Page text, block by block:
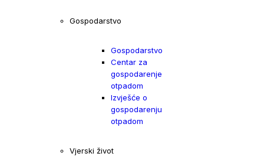
Gospodarstvo
Gospodarstvo
Centar za
gospodarenje
otpadom
Izvješće o
gospodarenju
otpadom
Vjerski život